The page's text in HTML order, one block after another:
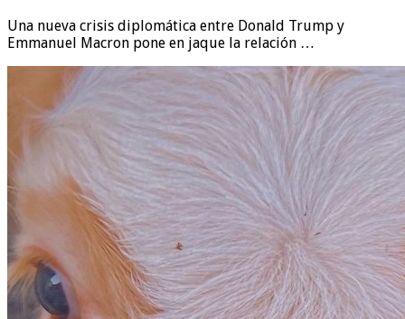
Una nueva crisis diplomática entre Donald Trump y
Emmanuel Macron pone en jaque la relación …